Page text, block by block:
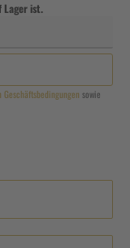
Lager ist.
Geschäftsbedingungen sowie